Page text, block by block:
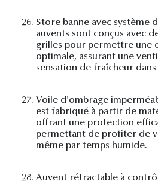
26. Store banne avec système
auvents sont conçus avec
grilles pour permettre une
optimale, assurant une
sensation de fraîcheur
27. Voile d'ombrage
est fabriqué à partir de
offrant une protection
permettant de profiter de
même par temps humide.
28. Auvent rétractable à